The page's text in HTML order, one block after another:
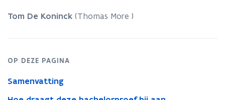
ROVER
Tom De Koninck (Thomas More )
OP DEZE PAGINA
Samenvatting